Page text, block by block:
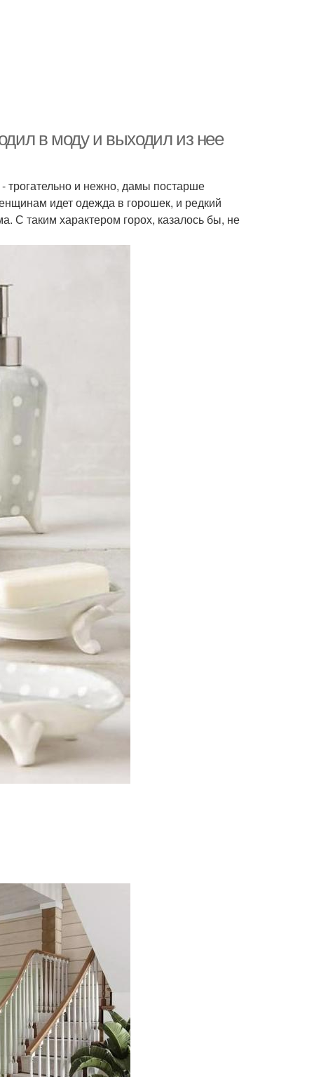
в моду и выходил из нее
и нежно, дамы постарше
идет одежда в горошек, и редкий
С таким характером горох, казалось бы, не